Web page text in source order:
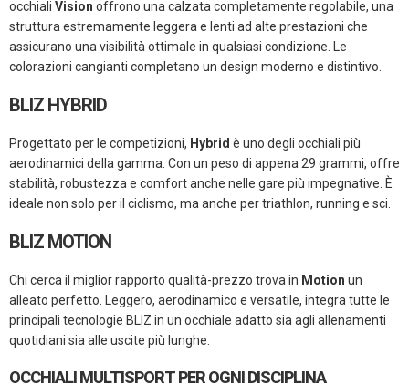
occhiali Vision offrono una calzata completamente regolabile, una
struttura estremamente leggera e lenti ad alte prestazioni che
assicurano una visibilità ottimale in qualsiasi condizione. Le
colorazioni cangianti completano un design moderno e distintivo.
BLIZ HYBRID
Progettato per le competizioni, Hybrid è uno degli occhiali più
aerodinamici della gamma. Con un peso di appena 29 grammi, offre
stabilità, robustezza e comfort anche nelle gare più impegnative. È
ideale non solo per il ciclismo, ma anche per triathlon, running e sci.
BLIZ MOTION
Chi cerca il miglior rapporto qualità-prezzo trova in Motion un
alleato perfetto. Leggero, aerodinamico e versatile, integra tutte le
principali tecnologie BLIZ in un occhiale adatto sia agli allenamenti
quotidiani sia alle uscite più lunghe.
OCCHIALI MULTISPORT PER OGNI DISCIPLINA